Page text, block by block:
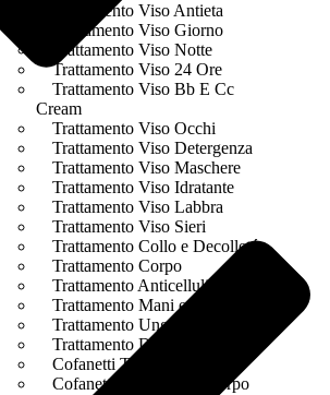
Trattamento Viso Antieta
Trattamento Viso Giorno
Trattamento Viso Notte
Trattamento Viso 24 Ore
Trattamento Viso Bb E Cc
Cream
Trattamento Viso Occhi
Trattamento Viso Detergenza
Trattamento Viso Maschere
Trattamento Viso Idratante
Trattamento Viso Labbra
Trattamento Viso Sieri
Trattamento Collo e Decolleté
Trattamento Corpo
Trattamento Anticellulite
Trattamento Mani e Piedi
Trattamento Unghie
Trattamento Deodoranti
Cofanetti Trattamento Viso
Cofanetti Trattamento Corpo